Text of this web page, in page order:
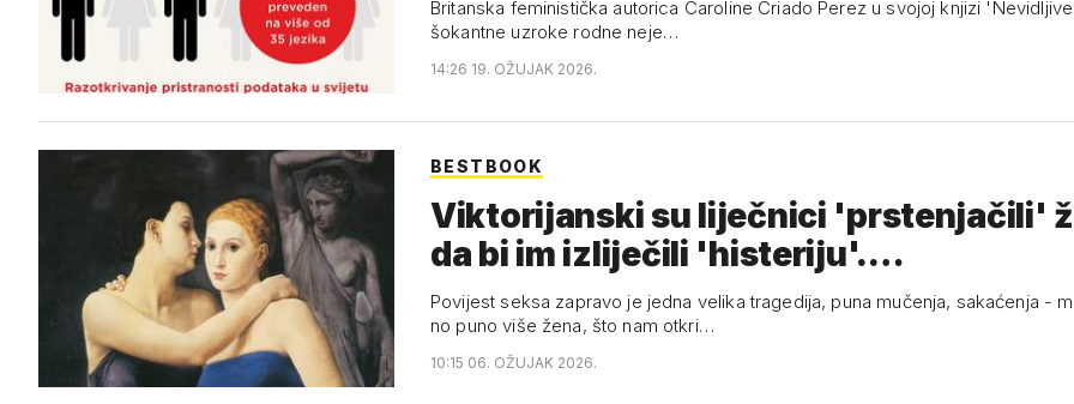
Britanska feministička autorica Caroline Criado Perez u svojoj knjizi
šokantne uzroke rodne neje…
14:26 19. OŽUJAK 2026.
BESTBOOK
Viktorijanski su liječnici 'prstenjačili'
da bi im izliječili 'histeriju'.…
Povijest seksa zapravo je jedna velika tragedija, puna mučenja, sakaćenja -
no puno više žena, što nam otkri…
10:15 06. OŽUJAK 2026.